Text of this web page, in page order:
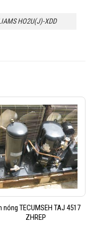
HO2U(J)-XDD
nóng TECUMSEH TAJ 4517
ZHREP